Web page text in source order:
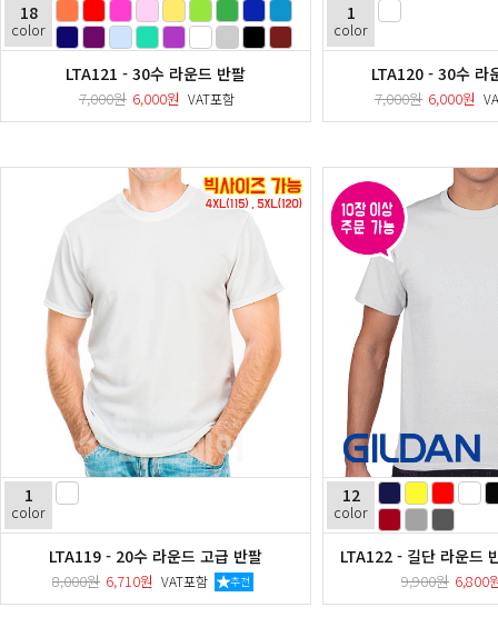
18
color
LTA121 - 30수 라운드 반팔
7,000원 6,000원 VAT포함
1
color
LTA120 - 30수 라
7,000원 6,000원
1
color
LTA119 - 20수 라운드 고급 반팔
8,000원 6,710원 VAT포함 추천
12
color
LTA122 - 길단 라운드
9,900원 6,800